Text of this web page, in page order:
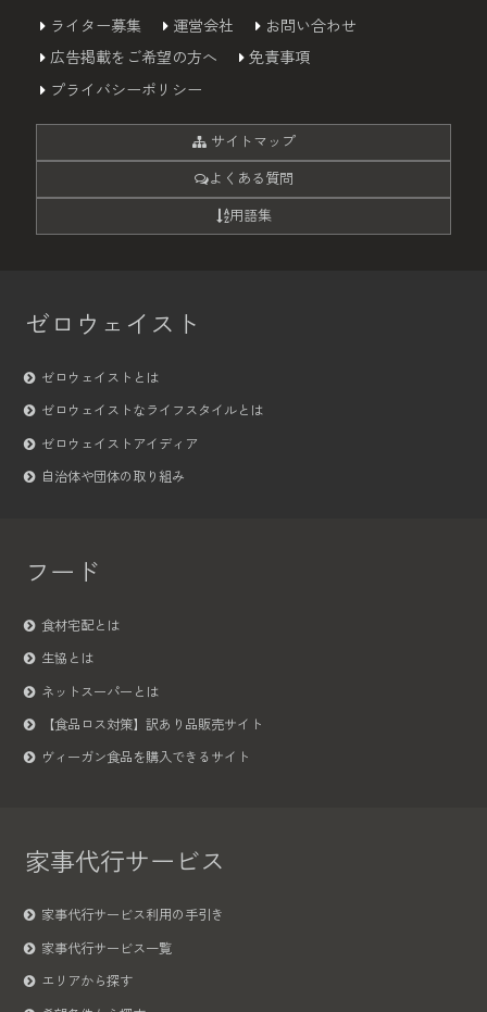
ライター募集 運営会社
お問い合わせ
広告掲載をご希望の方へ
免責事項
プライバシーポリシー
サイトマップ
よくある質問
用語集
ゼロウェイスト
ゼロウェイストとは
ゼロウェイストなライフスタイルとは
ゼロウェイストアイディア
自治体や団体の取り組み
フード
食材宅配とは
生協とは
ネットスーパーとは
【食品ロス対策】訳あり品販売サイト
ヴィーガン食品を購入できるサイト
家事代行サービス
家事代行サービス利用の手引き
家事代行サービス一覧
エリアから探す